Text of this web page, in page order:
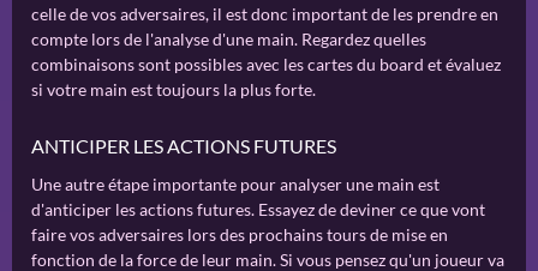
celle de vos adversaires, il est donc important de les prendre en
compte lors de l'analyse d'une main. Regardez quelles
combinaisons sont possibles avec les cartes du board et évaluez
si votre main est toujours la plus forte.
ANTICIPER LES ACTIONS FUTURES
Une autre étape importante pour analyser une main est
d'anticiper les actions futures. Essayez de deviner ce que vont
faire vos adversaires lors des prochains tours de mise en
fonction de la force de leur main. Si vous pensez qu'un joueur va